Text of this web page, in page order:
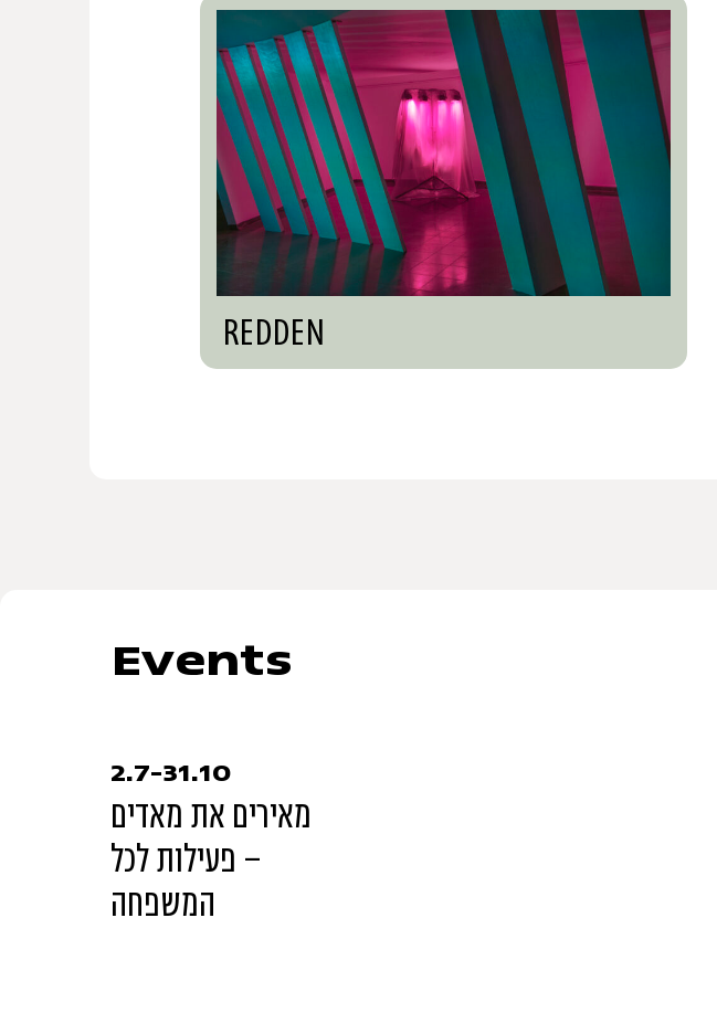
REDDEN
Events
2.7-31.10
מאירים את מאדים
– פעילות לכל
המשפחה